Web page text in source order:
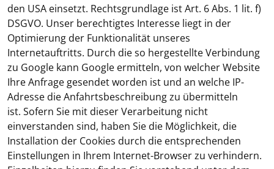
den USA einsetzt. Rechtsgrundlage ist Art. 6 Abs. 1 lit. f)
DSGVO. Unser berechtigtes Interesse liegt in der
Optimierung der Funktionalität unseres
Internetauftritts. Durch die so hergestellte Verbindung
zu Google kann Google ermitteln, von welcher Website
Ihre Anfrage gesendet worden ist und an welche IP-
Adresse die Anfahrtsbeschreibung zu übermitteln
ist. Sofern Sie mit dieser Verarbeitung nicht
einverstanden sind, haben Sie die Möglichkeit, die
Installation der Cookies durch die entsprechenden
Einstellungen in Ihrem Internet-Browser zu verhindern.